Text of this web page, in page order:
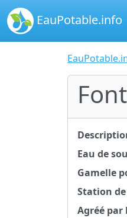
EauPotable.info
Eau de
Gamelle
Station
Agréé par